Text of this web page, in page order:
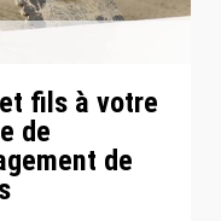
fils à votre
de
de